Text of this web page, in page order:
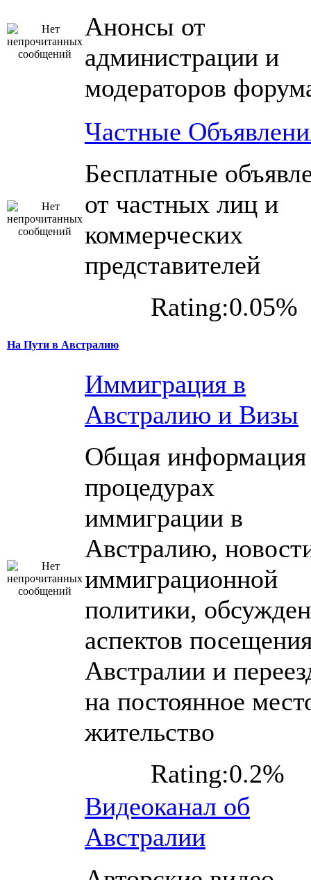
Анонсы от
администрации и
модераторов
Частные
Бесплатные
от частных лиц и
коммерческих
представителей
Rating:0.05%
На Пути в Австралию
Иммиграция в
Австралию и Визы
Общая информация
процедурах
иммиграции в
Австралию,
иммиграционной
политики,
аспектов
Австралии и
на постоянное
жительство
Rating:0.2%
Видеоканал об
Австралии